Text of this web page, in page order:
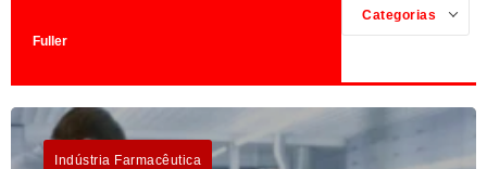
Fuller
Categorias
Indústria Farmacêutica